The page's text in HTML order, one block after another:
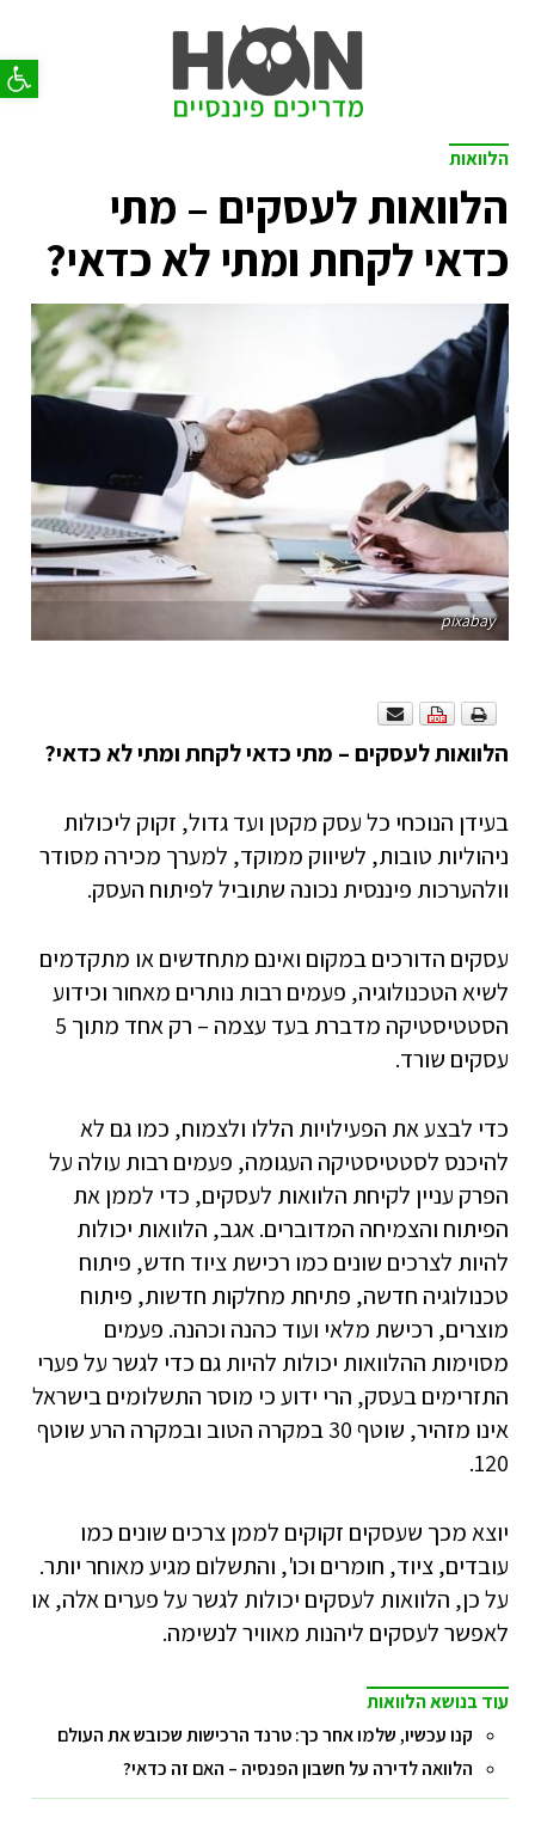
פתח
הלוואות
הלוואות לעסקים – מתי
כדאי לקחת ומתי לא כדאי?
pixabay
הלוואות לעסקים – מתי כדאי לקחת ומתי לא כדאי?
בעידן הנוכחי כל עסק מקטן ועד גדול, זקוק ליכולות
ניהוליות טובות, לשיווק ממוקד, למערך מכירה מסודר
וולהערכות פיננסית נכונה שתוביל לפיתוח העסק.
עסקים הדורכים במקום ואינם מתחדשים או מתקדמים
לשיא הטכנולוגיה, פעמים רבות נותרים מאחור וכידוע
הסטטיסטיקה מדברת בעד עצמה – רק אחד מתוך 5
עסקים שורד.
כדי לבצע את הפעילויות הללו ולצמוח, כמו גם לא
להיכנס לסטטיסטיקה העגומה, פעמים רבות עולה על
הפרק עניין לקיחת הלוואות לעסקים, כדי לממן את
הפיתוח והצמיחה המדוברים. אגב, הלוואות יכולות
להיות לצרכים שונים כמו רכישת ציוד חדש, פיתוח
טכנולוגיה חדשה, פתיחת מחלקות חדשות, פיתוח
מוצרים, רכישת מלאי ועוד כהנה וכהנה. פעמים
מסוימות ההלוואות יכולות להיות גם כדי לגשר על פערי
התזרימים בעסק, הרי ידוע כי מוסר התשלומים בישראל
אינו מזהיר, שוטף 30 במקרה הטוב ובמקרה הרע שוטף
120.
יוצא מכך שעסקים זקוקים לממן צרכים שונים כמו
עובדים, ציוד, חומרים וכו', והתשלום מגיע מאוחר יותר.
על כן, הלוואות לעסקים יכולות לגשר על פערים אלה, או
לאפשר לעסקים ליהנות מאוויר לנשימה.
עוד בנושא הלוואות
קנו עכשיו, שלמו אחר כך: טרנד הרכישות שכובש את העולם
הלוואה לדירה על חשבון הפנסיה – האם זה כדאי?